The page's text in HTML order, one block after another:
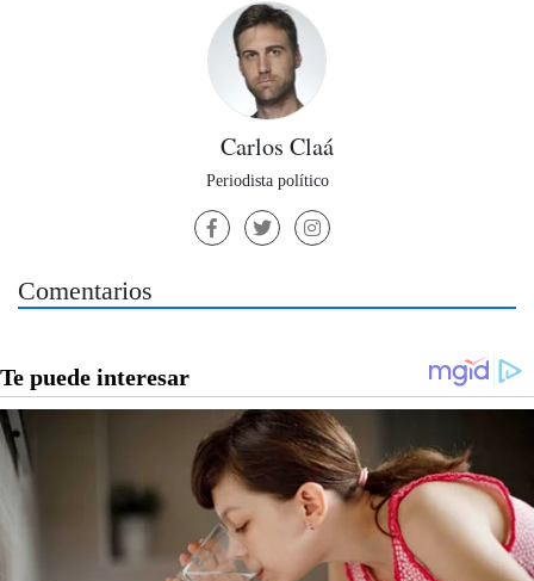
Carlos Claá
Periodista político
Comentarios